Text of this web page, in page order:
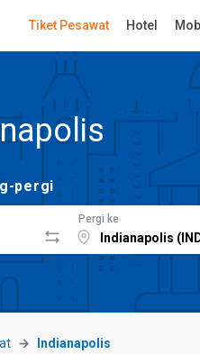
Tiket Pesawat Hotel
pergi
Pergi ke
Indianapolis